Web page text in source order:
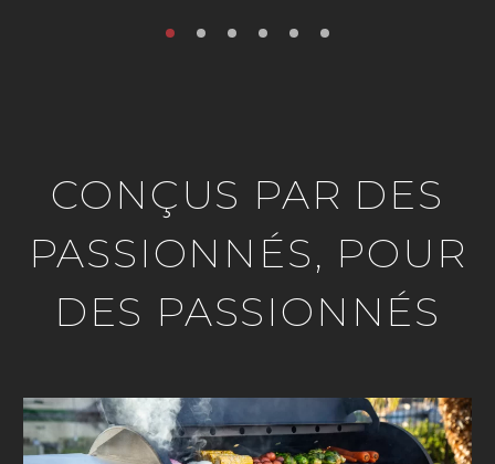
CONÇUS PAR DES
PASSIONNÉS, POUR
DES PASSIONNÉS